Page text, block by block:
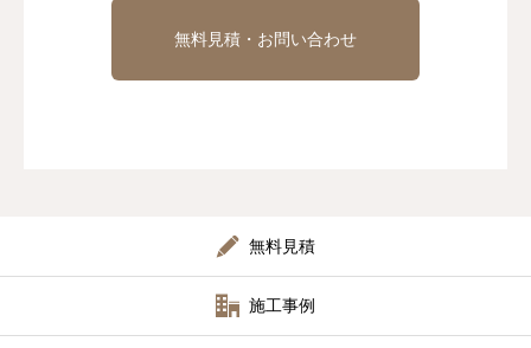
無料見積・お問い合わせ
無料見積
施工事例